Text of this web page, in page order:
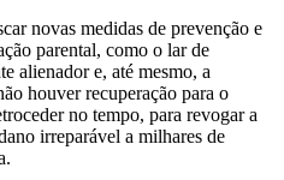
novas medidas de prevenção e
parental, como o lar de
alienador e, até mesmo, a
houver recuperação para o
no tempo, para revogar a
irreparável a milhares de